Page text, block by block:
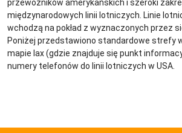
przewoźników amerykańskich i szeroki
międzynarodowych linii lotniczych. Linie
wchodzą na pokład z wyznaczonych przez
Poniżej przedstawiono standardowe strefy
mapie lax (gdzie znajduje się punkt
numery telefonów do linii lotniczych w USA.